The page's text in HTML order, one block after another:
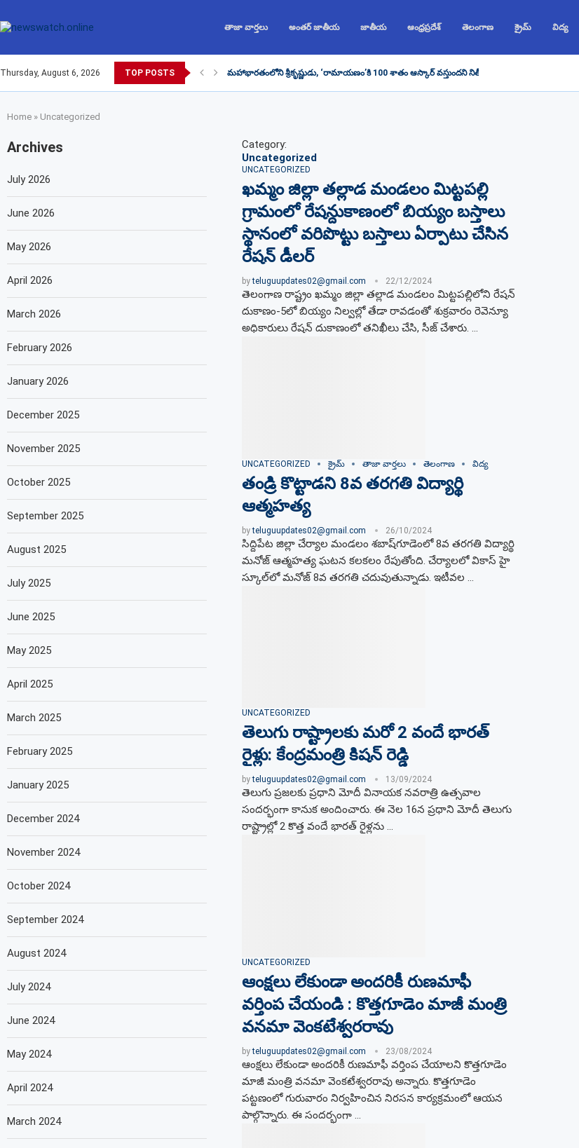
తాజా వార్తలు అంతర్ జాతీయ జాతీయ ఆంధ్రప్రదేశ్ తెలంగాణ క్రైమ్ విద్య
Thursday, August 6, 2026 TOP POSTS మహాభారతంలోని శ్రీకృష్ణుడు, ‘రామాయణం’కి 100 శాతం ఆస్కార్ వస్తుందని నితీష్ భరద్వాజ్ చెప్పారు, రణబీర్...
Home » Uncategorized
Category:
Uncategorized
UNCATEGORIZED
ఖమ్మం జిల్లా తల్లాడ మండలం మిట్టపల్లి
గ్రామంలో రేషన్దుకాణంలో బియ్యం బస్తాలు
స్థానంలో వరిపొట్టు బస్తాలు ఏర్పాటు చేసిన
రేషన్ డీలర్
byteluguupdates02@gmail.com 22/12/2024
తెలంగాణ రాష్ట్రం ఖమ్మం జిల్లా తల్లాడ మండలం మిట్టపల్లిలోని రేషన్​
దుకాణం-5లో బియ్యం నిల్వల్లో తేడా రావడంతో శుక్రవారం రెవెన్యూ
అధికారులు రేషన్​ దుకాణంలో తనిఖీలు చేసి, సీజ్​ చేశారు. …
UNCATEGORIZED క్రైమ్ తాజా వార్తలు తెలంగాణ విద్య
తండ్రి కొట్టాడ‌ని 8వ త‌ర‌గ‌తి విద్యార్థి
ఆత్మ‌హ‌త్య‌
byteluguupdates02@gmail.com 26/10/2024
సిద్దిపేట జిల్లా చేర్యాల మండలం శబాష్‌గూడెంలో 8వ త‌ర‌గ‌తి విద్యార్థి
మనోజ్ ఆత్మహత్య ఘ‌ట‌న క‌ల‌క‌లం రేపుతోంది. చేర్యాలలో వికాస్ హై
స్కూల్‌లో మనోజ్ 8వ త‌ర‌గ‌తి చ‌దువుతున్నాడు. ఇటీవ‌ల …
UNCATEGORIZED
తెలుగు రాష్ట్రాలకు మరో 2 వందే భారత్
రైళ్లు: కేంద్రమంత్రి కిషన్ రెడ్డి
byteluguupdates02@gmail.com 13/09/2024
తెలుగు ప్రజలకు ప్రధాని మోదీ వినాయక నవరాత్రి ఉత్సవాల
సందర్భంగా కానుక అందించారు. ఈ నెల 16న ప్రధాని మోదీ తెలుగు
రాష్ట్రాల్లో 2 కొత్త వందే భారత్ రైళ్లను …
UNCATEGORIZED
ఆంక్షలు లేకుండా అందరికీ రుణమాఫీ
వర్తింప చేయండి : కొత్తగూడెం మాజీ మంత్రి
వనమా వెంకటేశ్వరరావు
byteluguupdates02@gmail.com 23/08/2024
ఆంక్షలు లేకుండా అందరికీ రుణమాఫీ వర్తింప చేయాలని కొత్తగూడెం
మాజీ మంత్రి వనమా వెంకటేశ్వరరావు అన్నారు. కొత్తగూడెం
పట్టణంలో గురువారం నిర్వహించిన నిరసన కార్యక్రమంలో ఆయన
పాల్గొన్నారు. ఈ సందర్భంగా …
Archives
July 2026
June 2026
May 2026
April 2026
March 2026
February 2026
January 2026
December 2025
November 2025
October 2025
September 2025
August 2025
July 2025
June 2025
May 2025
April 2025
March 2025
February 2025
January 2025
December 2024
November 2024
October 2024
September 2024
August 2024
July 2024
June 2024
May 2024
April 2024
March 2024